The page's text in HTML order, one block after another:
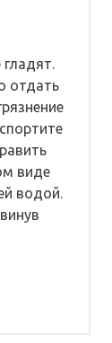
отдать
виде
водой.